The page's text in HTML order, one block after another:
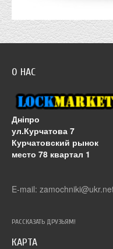
О НАС
Дніпро
ул.Курчатова 7
Курчатовский рынок
место 78 квартал 1
E-mail:
РАССКАЗАТЬ ДРУЗЬЯМ!
КАРТА